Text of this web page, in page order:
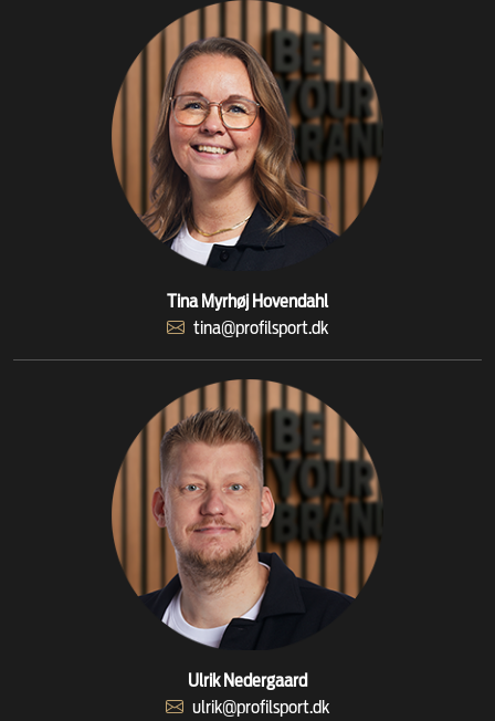
Tina Myrhøj Hovendahl
tina@profilsport.dk
Ulrik Nedergaard
ulrik@profilsport.dk